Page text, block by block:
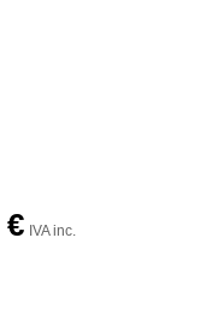
€ IVA inc.